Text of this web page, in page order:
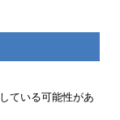
ている可能性があ